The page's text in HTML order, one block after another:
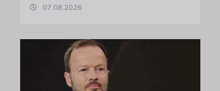
07.08.2026